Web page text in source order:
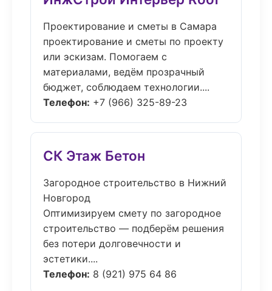
Проектирование и сметы в Самара
проектирование и сметы по проекту
или эскизам. Помогаем с
материалами, ведём прозрачный
бюджет, соблюдаем технологии....
Телефон: +7 (966) 325-89-23
СК Этаж Бетон
Загородное строительство в Нижний
Новгород
Оптимизируем смету по загородное
строительство — подберём решения
без потери долговечности и
эстетики....
Телефон: 8 (921) 975 64 86